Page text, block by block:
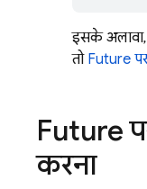
इसके अलावा,
तो Future
Future
करना